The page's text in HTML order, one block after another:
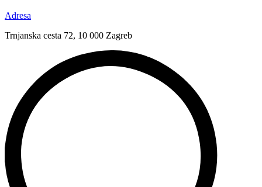
Adresa
Trnjanska cesta 72, 10 000 Zagreb